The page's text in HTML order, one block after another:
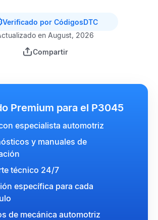
Verificado por CódigosDTC
en August, 2026
Compartir
Premium para el P3045
especialista automotriz
y manuales de
técnico 24/7
específica para cada
de mecánica automotriz